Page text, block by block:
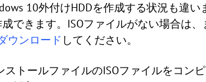
10外付けHDDを作成する状況も違
できます。ISOファイルがない場合は
ウンロード してください。
ストールファイルのISOファイルをコン